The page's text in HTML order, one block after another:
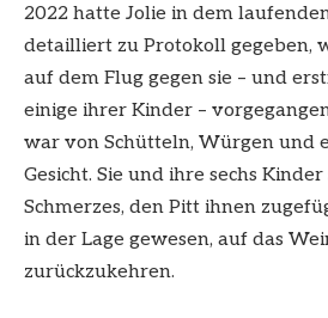
2022 hatte Jolie in dem
detailliert zu Protokoll gegeben,
auf dem Flug gegen sie – und
einige ihrer Kinder –
war von Schütteln, Würgen und
Gesicht. Sie und ihre sechs
Schmerzes, den Pitt ihnen
in der Lage gewesen, auf das
zurückzukehren.